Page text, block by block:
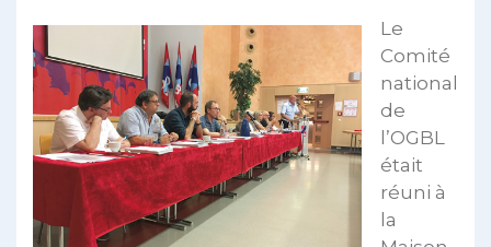
Le
Comité
national
de
l’OGBL
était
réuni à
la